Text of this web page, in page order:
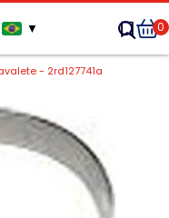
▼ 0
- 2rd127741a